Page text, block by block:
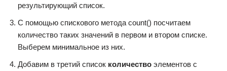
результирующий список.
С помощью спискового метода count() посчитаем
количество таких значений в первом и втором списке.
Выберем минимальное из них.
Добавим в третий список количество элементов с